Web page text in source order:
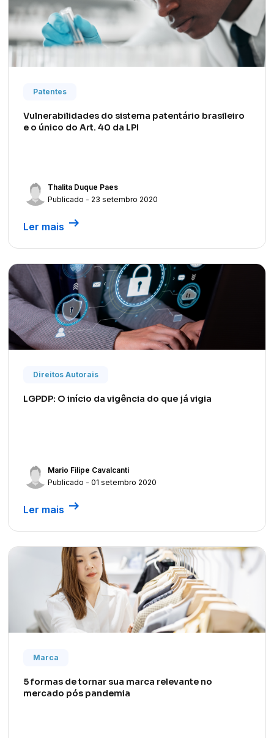
Patentes
Vulnerabilidades do sistema patentário brasileiro
e o único do Art. 40 da LPI
Thalita Duque Paes
Publicado - 23 setembro 2020
Ler mais arrow_right_alt
Direitos Autorais
LGPDP: O início da vigência do que já vigia
Mario Filipe Cavalcanti
Publicado - 01 setembro 2020
Ler mais arrow_right_alt
Marca
5 formas de tornar sua marca relevante no
mercado pós pandemia